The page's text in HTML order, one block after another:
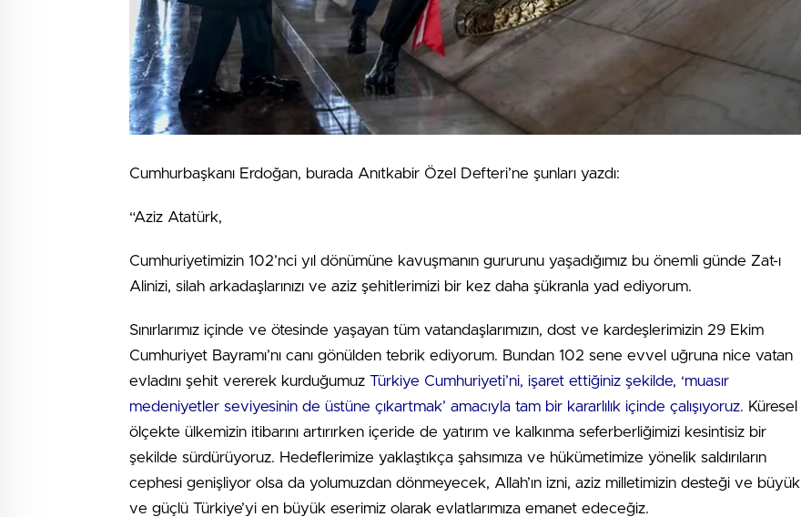
Cumhurbaşkanı Erdoğan, burada Anıtkabir Özel Defteri’ne şunları yazdı:
“Aziz Atatürk,
Cumhuriyetimizin 102’nci yıl dönümüne kavuşmanın gururunu yaşadığımız bu önemli günde Zat-ı
Alinizi, silah arkadaşlarınızı ve aziz şehitlerimizi bir kez daha şükranla yad ediyorum.
Sınırlarımız içinde ve ötesinde yaşayan tüm vatandaşlarımızın, dost ve kardeşlerimizin 29 Ekim
Cumhuriyet Bayramı’nı canı gönülden tebrik ediyorum. Bundan 102 sene evvel uğruna nice vatan
evladını şehit vererek kurduğumuz Türkiye Cumhuriyeti’ni, işaret ettiğiniz şekilde, ‘muasır
medeniyetler seviyesinin de üstüne çıkartmak’ amacıyla tam bir kararlılık içinde çalışıyoruz. Küresel
ölçekte ülkemizin itibarını artırırken içeride de yatırım ve kalkınma seferberliğimizi kesintisiz bir
şekilde sürdürüyoruz. Hedeflerimize yaklaştıkça şahsımıza ve hükümetimize yönelik saldırıların
cephesi genişliyor olsa da yolumuzdan dönmeyecek, Allah’ın izni, aziz milletimizin desteği ve büyük
ve güçlü Türkiye’yi en büyük eserimiz olarak evlatlarımıza emanet edeceğiz.